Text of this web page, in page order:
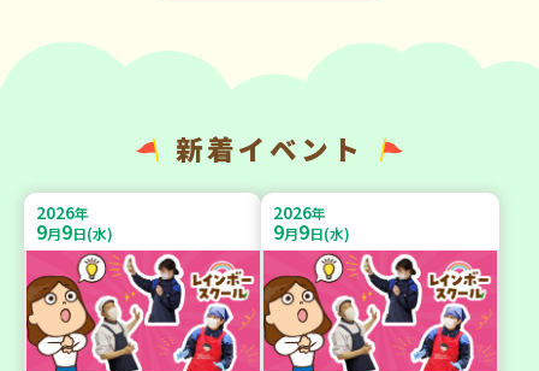
新着イベント
2026年
9月9日(水)
2026年
9月9日(水)